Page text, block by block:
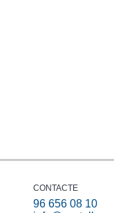
CONTACTE
96 656 08 10